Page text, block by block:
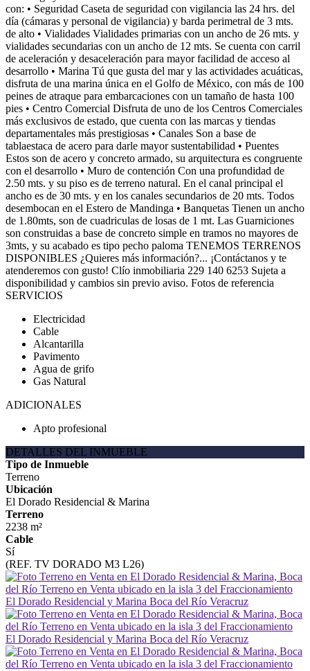
con: • Seguridad Caseta de seguridad con vigilancia las 24 hrs. del
día (cámaras y personal de vigilancia) y barda perimetral de 3 mts.
de alto • Vialidades Vialidades primarias con un ancho de 26 mts. y
vialidades secundarias con un ancho de 12 mts. Se cuenta con carril
de aceleración y desaceleración para mayor facilidad de acceso al
desarrollo • Marina Tú que gusta del mar y las actividades acuáticas,
disfruta de una marina única en el Golfo de México, con más de 100
peines de atraque para embarcaciones con un tamaño de hasta 100
pies • Centro Comercial Disfruta de uno de los Centros Comerciales
más exclusivos de estado, que cuenta con las marcas y tiendas
departamentales más prestigiosas • Canales Son a base de
tablaestaca de acero para darle mayor sustentabilidad • Puentes
Estos son de acero y concreto armado, su arquitectura es congruente
con el desarrollo • Muro de contención Con una profundidad de
2.50 mts. y su piso es de terreno natural. En el canal principal el
ancho es de 30 mts. y en los canales secundarios de 20 mts. Todos
desembocan en el Estero de Mandinga • Banquetas Tienen un ancho
de 1.80mts, son de cuadriculas de losas de 1 mt. Las Guarniciones
son construidas a base de concreto simple en tramos no mayores de
3mts, y su acabado es tipo pecho paloma TENEMOS TERRENOS
DISPONIBLES ¿Quieres más información?... ¡Contáctanos y te
atenderemos con gusto! Clío inmobiliaria 229 140 6253 Sujeta a
disponibilidad y cambios sin previo aviso. Fotos de referencia
SERVICIOS
Electricidad
Cable
Alcantarilla
Pavimento
Agua de grifo
Gas Natural
ADICIONALES
Apto profesional
DETALLES DEL INMUEBLE
Tipo de Inmueble
Terreno
Ubicación
El Dorado Residencial & Marina
Terreno
2238 m²
Cable
Sí
(REF. TV DORADO M3 L26)